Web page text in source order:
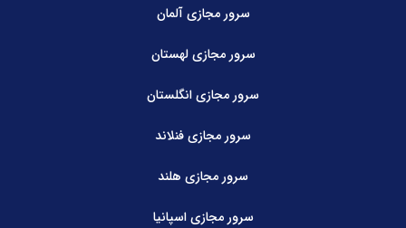
سرور مجازی آلمان
سرور مجازی لهستان
سرور مجازی انگلستان
سرور مجازی فنلاند
سرور مجازی هلند
سرور مجازی اسپانیا